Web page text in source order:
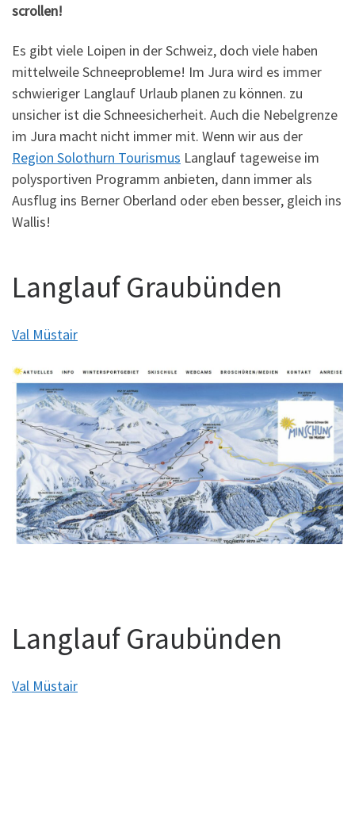
scrollen!
Es gibt viele Loipen in der Schweiz, doch viele haben
mittelweile Schneeprobleme! Im Jura wird es immer
schwieriger Langlauf Urlaub planen zu können. zu
unsicher ist die Schneesicherheit. Auch die Nebelgrenze
im Jura macht nicht immer mit. Wenn wir aus der
Region Solothurn Tourismus Langlauf tageweise im
polysportiven Programm anbieten, dann immer als
Ausflug ins Berner Oberland oder eben besser, gleich ins
Wallis!
Langlauf Graubünden
Val Müstair
Langlauf Graubünden
Val Müstair